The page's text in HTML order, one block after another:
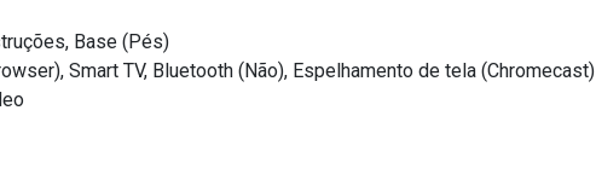
Base (Pés)
Smart TV, Bluetooth (Não), Espelhamento de tela (Chromecast)